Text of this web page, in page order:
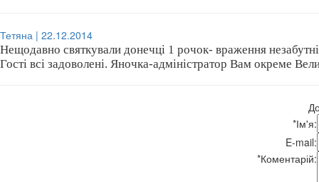
Тетяна | 22.12.2014
Нещодавно святкували донечці 1 рочок- враження
Гості всі задоволені. Яночка-адміністратор Вам окреме
*Ім'я:
E-mail:
*Коментарій: